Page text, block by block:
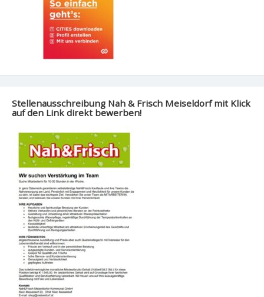
Stellenausschreibung Nah & Frisch Meiseldorf mit Klick
auf den Link direkt bewerben!